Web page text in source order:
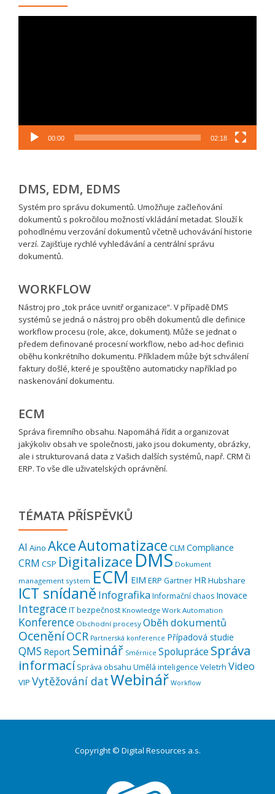
00:00 02:18
DMS, EDM, EDMS
Systém pro správu dokumentů. Umožňuje začleňování
dokumentů s pokročilou možností vkládání metadat. Slouží k
pohodlnému verzování dokumentů včetně uchovávání historie
verzí. Zajišťuje rychlé vyhledávání a centrální správu
dokumentů.
WORKFLOW
Nástroj pro „tok práce uvnitř organizace“. V případě DMS
systémů se jedná o nástroj pro oběh dokumentů dle definice
workflow procesu (role, akce, dokument). Může se jednat o
předem definované procesní workflow, nebo ad-hoc definici
oběhu konkrétního dokumentu. Příkladem může být schválení
faktury došlé, které je spouštěno automaticky například po
naskenování dokumentu.
ECM
Správa firemního obsahu. Napomáhá řídit a organizovat
jakýkoliv obsah ve společnosti, jako jsou dokumenty, obrázky,
ale i strukturovaná data z Vašich dalších systémů, např. CRM či
ERP. To vše dle uživatelských oprávnění.
TÉMATA PŘÍSPĚVKŮ
AI Aino AkceAutomatizace CLM Compliance
CRM CSP Digitalizace DMS Dokument
management system ECM EIM ERP Gartner HR Hubshare
ICT snídaně InfografikaInformační chaos Inovace
IntegraceIT bezpečnost Knowledge Work Automation
Konference Obchodní procesy Oběh dokumentů
OceněníOCR Partnerská konference Případová studie
QMS Report Seminář Směrnice Spolupráce Správa
informací Správa obsahu Umělá inteligence Veletrh Video
VIP Vytěžování datWebinář Workflow
Copyright © Digital Resources a.s.